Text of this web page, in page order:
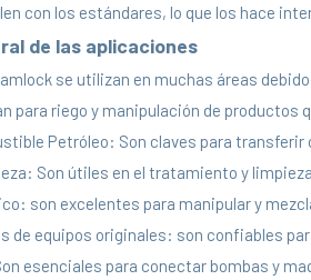
con los estándares, lo que los hace
de las aplicaciones
se utilizan en muchas áreas
para riego y manipulación de productos
Petróleo: Son claves para
Son útiles en el tratamiento y limpieza
son excelentes para manipular y
de equipos originales: son confiables
esenciales para conectar bombas y